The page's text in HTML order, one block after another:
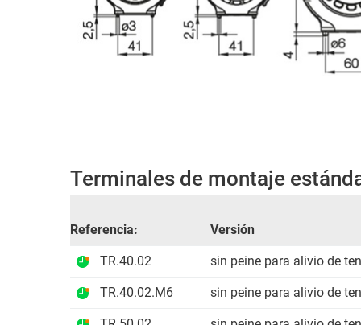
Terminales de montaje
Referencia: Versión
TR.40.02 sin peine para alivio de
TR.40.02.M6 sin peine para alivio de